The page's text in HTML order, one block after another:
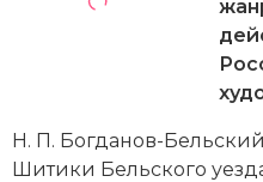
Генеалогия, геральдика
Государство и право
Империи
Н. П. Богданов-
Шитики Бельского